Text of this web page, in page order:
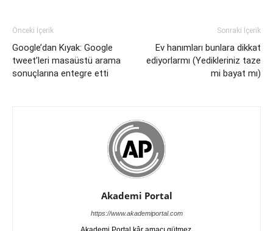
Önceki İçerik
Google’dan Kıyak: Google
tweet’leri masaüstü arama
sonuçlarına entegre etti
Sonraki İçerik
Ev hanımları bunlara dikkat
ediyorlarmı (Yedikleriniz taze
mi bayat mı)
Akademi Portal
https://www.akademiportal.com